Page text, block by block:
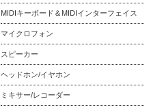
MIDIキーボード＆MIDIインターフェイス
マイクロフォン
スピーカー
ヘッドホン/イヤホン
ミキサー/レコーダー